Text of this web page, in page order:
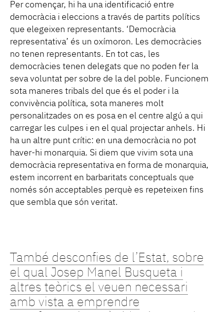
Per començar, hi ha una identificació entre
democràcia i eleccions a través de partits polítics
que elegeixen representants. ‘Democràcia
representativa’ és un oxímoron. Les democràcies
no tenen representants. En tot cas, les
democràcies tenen delegats que no poden fer la
seva voluntat per sobre de la del poble. Funcionem
sota maneres tribals del que és el poder i la
convivència política, sota maneres molt
personalitzades on es posa en el centre algú a qui
carregar les culpes i en el qual projectar anhels. Hi
ha un altre punt crític: en una democràcia no pot
haver-hi monarquia. Si diem que vivim sota una
democràcia representativa en forma de monarquia,
estem incorrent en barbaritats conceptuals que
només són acceptables perquè es repeteixen fins
que sembla que són veritat.
També desconfies de l’Estat, sobre
el qual Josep Manel Busqueta i
altres teòrics el veuen necessari
amb vista a emprendre